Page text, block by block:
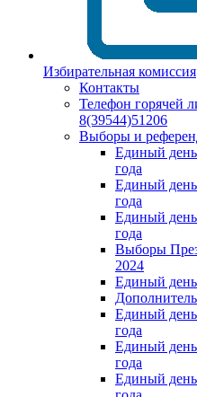
Избирательная комиссия
Контакты
Телефон горячей
8(39544)51206
Выборы и
Единый день
года
Единый день
года
Единый день
года
Выборы
2024
Единый день
Единый день
года
Единый день
года
Единый день